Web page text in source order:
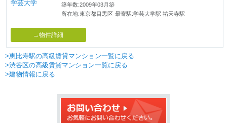
築年数:2009年03月築
所在地:東京都目黒区 最寄駅:学芸大学駅 祐天寺駅
→物件詳細
>恵比寿駅の高級賃貸マンション一覧に戻る
>渋谷区の高級賃貸マンション一覧に戻る
>建物情報に戻る